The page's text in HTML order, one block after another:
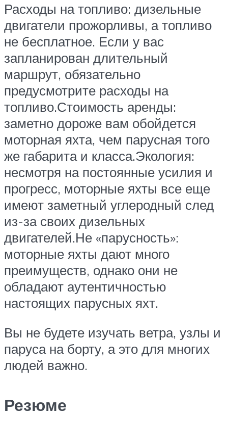
Расходы на топливо: дизельные
двигатели прожорливы, а топливо
не бесплатное. Если у вас
запланирован длительный
маршрут, обязательно
предусмотрите расходы на
топливо.Стоимость аренды:
заметно дороже вам обойдется
моторная яхта, чем парусная того
же габарита и класса.Экология:
несмотря на постоянные усилия и
прогресс, моторные яхты все еще
имеют заметный углеродный след
из-за своих дизельных
двигателей.Не «парусность»:
моторные яхты дают много
преимуществ, однако они не
обладают аутентичностью
настоящих парусных яхт.
Вы не будете изучать ветра, узлы и
паруса на борту, а это для многих
людей важно.
Резюме